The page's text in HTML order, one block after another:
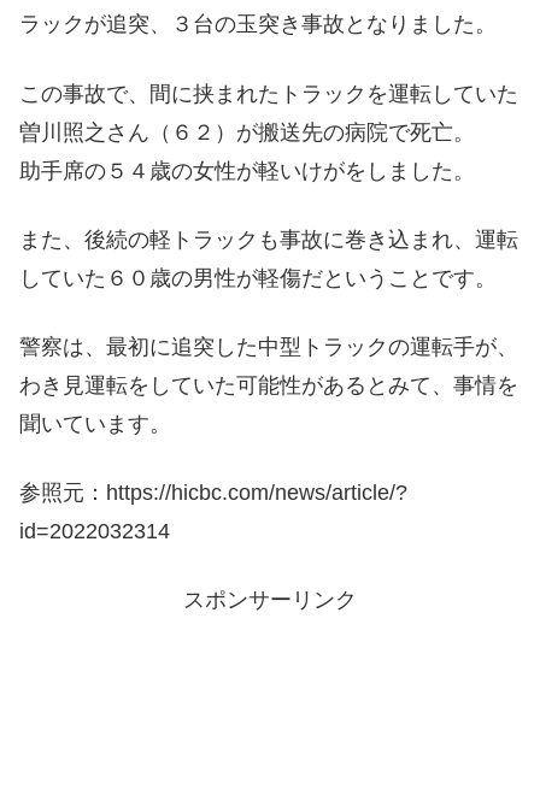
ラックが追突、３台の玉突き事故となりました。
この事故で、間に挟まれたトラックを運転していた
曽川照之さん（６２）が搬送先の病院で死亡。
助手席の５４歳の女性が軽いけがをしました。
また、後続の軽トラックも事故に巻き込まれ、運転
していた６０歳の男性が軽傷だということです。
警察は、最初に追突した中型トラックの運転手が、
わき見運転をしていた可能性があるとみて、事情を
聞いています。
参照元：https://hicbc.com/news/article/?
id=2022032314
スポンサーリンク